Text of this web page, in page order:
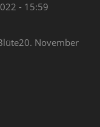
- 15:59
20. November